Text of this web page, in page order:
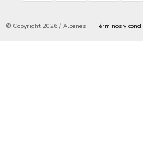
© Copyright 2026 / Albanes Términos y